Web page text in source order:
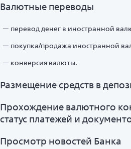
Валютные переводы
перевод денег в иностранной
покупка/продажа иностранной
конверсия валюты.
Размещение средств в
Прохождение валютного
статус платежей и
Просмотр новостей Банка